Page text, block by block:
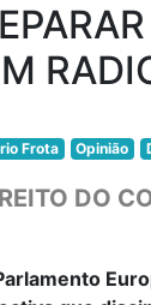
Frota Opinião
DO